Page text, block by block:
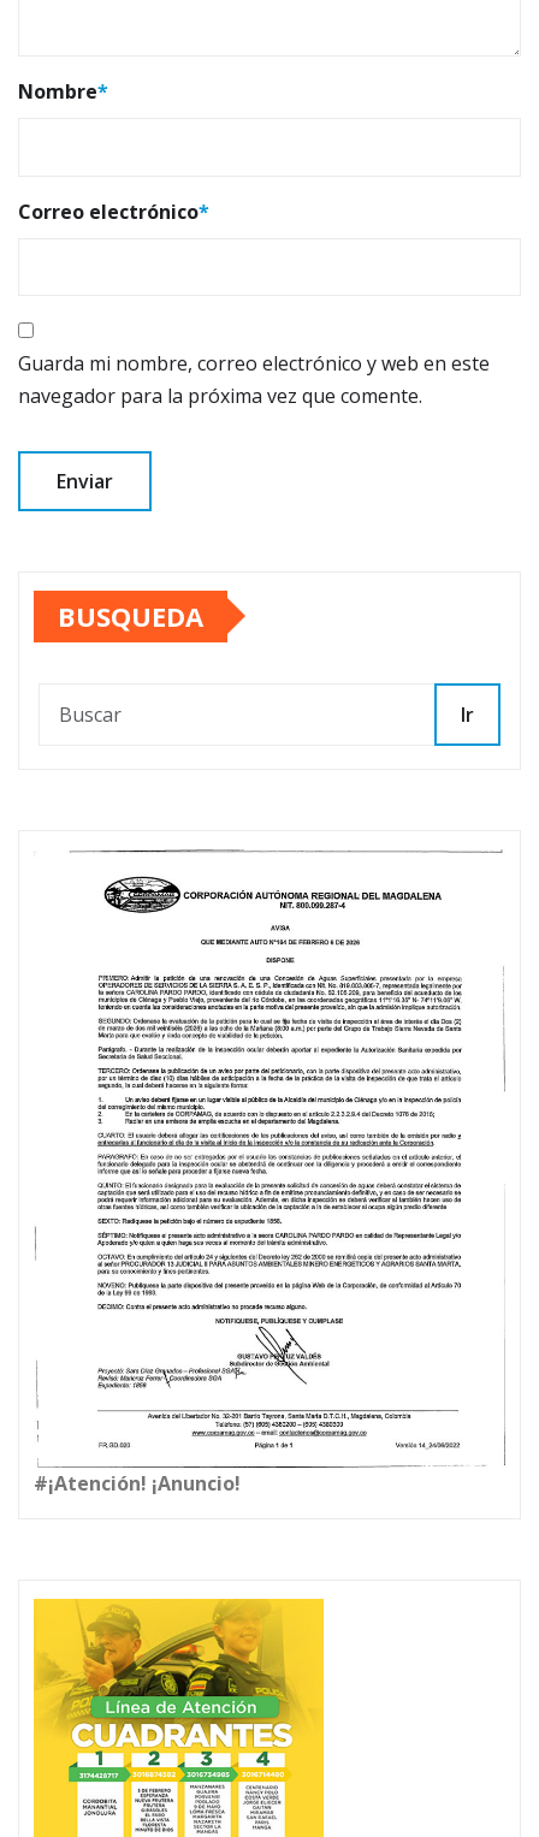
Nombre*
Correo electrónico*
Guarda mi nombre, correo electrónico y web en este
navegador para la próxima vez que comente.
BUSQUEDA
Ir
#¡Atención! ¡Anuncio!